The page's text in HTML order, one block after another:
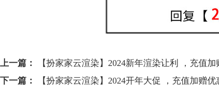
上一篇：
【扮家家云渲染】2024新年渲染让利 ，充值
下一篇：
【扮家家云渲染】2024开年大促 ，充值加赠